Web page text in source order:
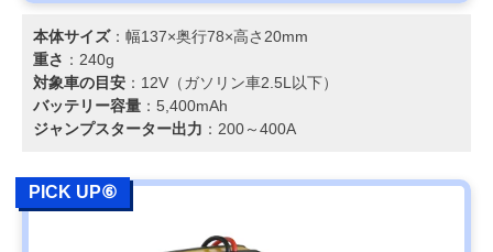
本体サイズ：幅137×奥行78×高さ20mm
重さ ：240g
対象車の目安 ：12V（ガソリン車2.5L以下）
バッテリー容量 ：5,400mAh
ジャンプスターター出力 ：200～400A
PICK UP⑥